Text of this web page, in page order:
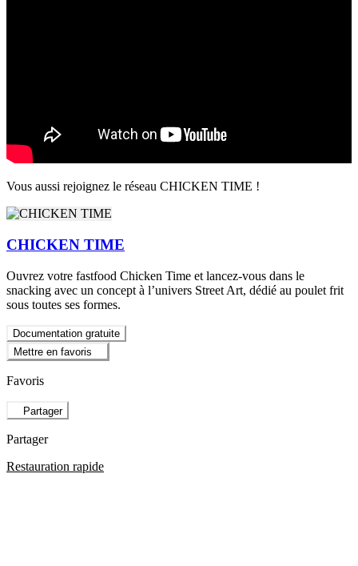
Vous aussi rejoignez le réseau CHICKEN TIME !
CHICKEN TIME
Ouvrez votre fastfood Chicken Time et lancez-vous dans le
snacking avec un concept à l’univers Street Art, dédié au poulet frit
sous toutes ses formes.
Documentation gratuite
Mettre en favoris
Favoris
Partager
Partager
Restauration rapide